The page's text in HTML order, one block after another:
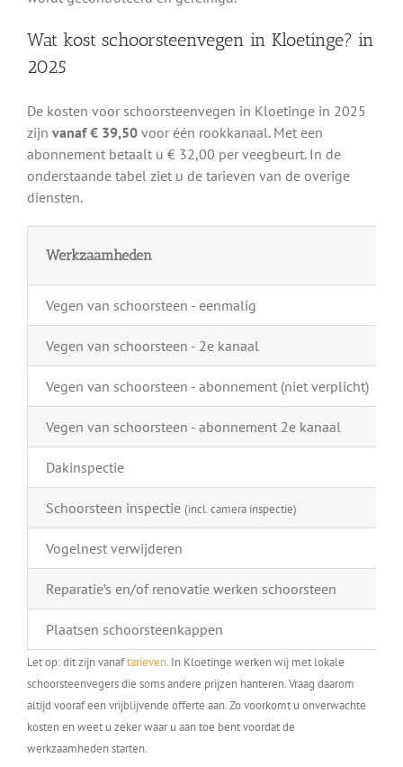
Wat kost schoorsteenvegen in Kloetinge? in
2025
De kosten voor schoorsteenvegen in Kloetinge in 2025
zijn vanaf € 39,50voor één rookkanaal. Met een
abonnement betaalt u € 32,00 per veegbeurt. In de
onderstaande tabel ziet u de tarieven van de overige
diensten.
Werkzaamheden
Vegen van schoorsteen - eenmalig
Vegen van schoorsteen - 2e kanaal
Vegen van schoorsteen - abonnement (niet verplicht)
Vegen van schoorsteen - abonnement 2e kanaal
Dakinspectie
Schoorsteen inspectie (incl. camera inspectie)
Vogelnest verwijderen
Reparatie’s en/of renovatie werken schoorsteen
Plaatsen schoorsteenkappen
Let op: dit zijn vanaftarieven. In Kloetinge werken wij met lokale
schoorsteenvegers die soms andere prijzen hanteren. Vraag daarom
altijd vooraf een vrijblijvende offerte aan. Zo voorkomt u onverwachte
kosten en weet u zeker waar u aan toe bent voordat de
werkzaamheden starten.